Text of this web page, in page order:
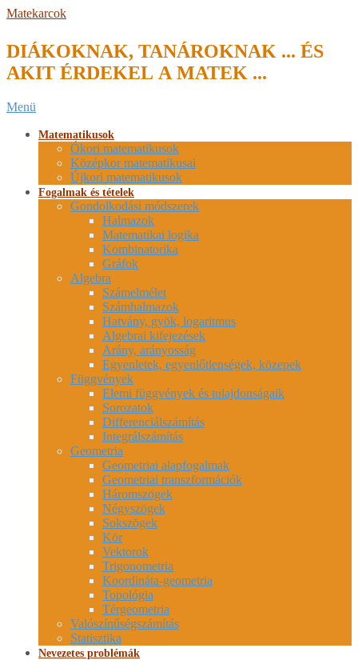
Skip
content
Matekarcok
DIÁKOKNAK, TANÁROKNAK ... ÉS
AKIT ÉRDEKEL A MATEK ...
Secondary
Menu
Menü
Matematikusok
Ókori matematikusok
Középkor matematikusai
Újkori matematikusok
Fogalmak és tételek
Gondolkodási módszerek
Halmazok
Matematikai logika
Kombinatorika
Gráfok
Algebra
Számelmélet
Számhalmazok
Hatvány, gyök, logaritmus
Algebrai kifejezések
Arány, arányosság
Egyenletek, egyenlőtlenségek, közepek
Függvények
Elemi függvények és tulajdonságaik
Sorozatok
Differenciálszámítás
Integrálszámítás
Geometria
Geometriai alapfogalmak
Geometriai transzformációk
Háromszögek
Négyszögek
Sokszögek
Kör
Vektorok
Trigonometria
Koordináta-geometria
Topológia
Térgeometria
Valószínűségszámítás
Statisztika
Nevezetes problémák